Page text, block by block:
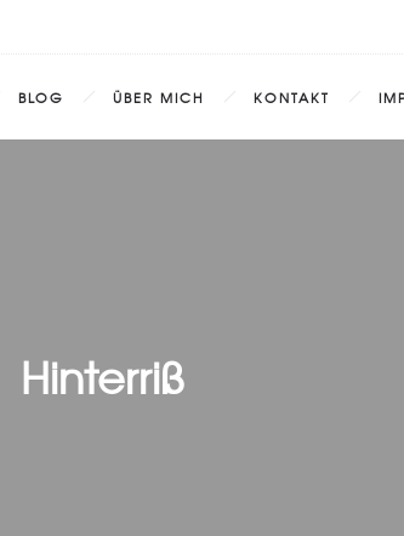
BLOG ÜBER MICH KONTAKT
Hinterriß